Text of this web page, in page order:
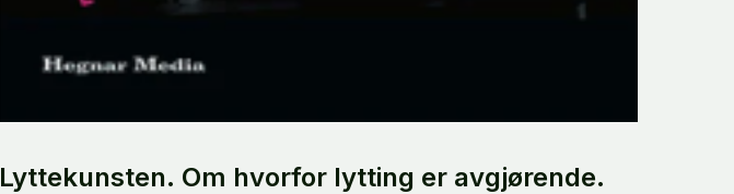
Lyttekunsten. Om hvorfor lytting er avgjørende.